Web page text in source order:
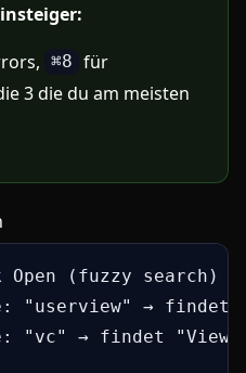
⌘8 für
3 die du am meisten
(fuzzy search)
"userview" → findet
"vc" → findet